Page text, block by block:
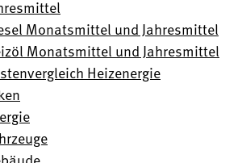
Monatsmittel und Jahresmittel
Monatsmittel und Jahresmittel
Heizenergie